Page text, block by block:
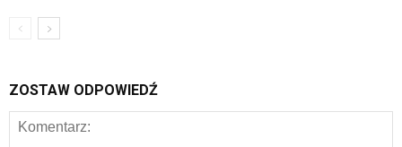
ZOSTAW ODPOWIEDŹ